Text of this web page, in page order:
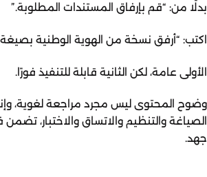
بدلًا من: “قم بإرفاق المستندات المطلوبة.”
اكتب: “أرفق نسخة من الهوية الوطنية بصيغة PDF.”
الأولى عامة، لكن الثانية قابلة للتنفيذ فورًا.
وضوح المحتوى ليس مجرد مراجعة لغوية،
الصياغة والتنظيم والاتساق والاختبار،
جهد.